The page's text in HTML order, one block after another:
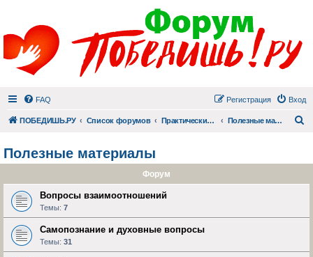
FAQ Вход
Регистрация
ПОБЕДИШЬ.РУ Список форумов Практический раздел Полезные материалы
Полезные материалы
Форум
Вопросы взаимоотношений
Темы: 7
Самопознание и духовные вопросы
Темы: 31